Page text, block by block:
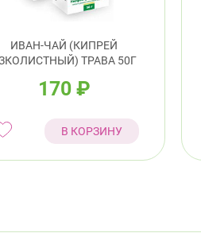
ИВАН-ЧАЙ (КИПРЕЙ
ТРАВА 50Г
170 ₽
В КОРЗИНУ